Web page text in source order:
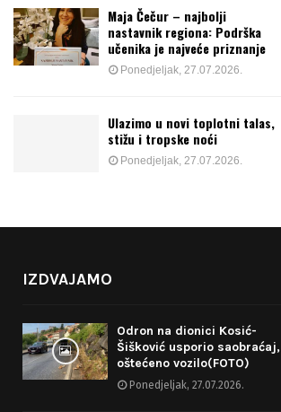
Maja Čečur – najbolji
nastavnik regiona: Podrška
učenika je najveće priznanje
Ponedjeljak, 27.07.2026.
Ulazimo u novi toplotni talas,
stižu i tropske noći
Ponedjeljak, 27.07.2026.
IZDVAJAMO
Odron na dionici Kosić-
Šišković usporio saobraćaj,
oštećeno vozilo(FOTO)
Ponedjeljak, 27.07.2026.